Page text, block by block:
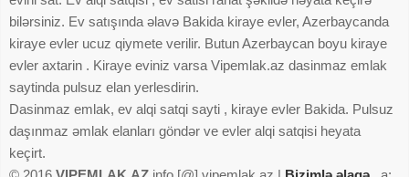
bilərsiniz. Ev satışında əlavə Bakida kiraye evler, Azerbaycanda
kiraye evler ucuz qiymete verilir. Butun Azerbaycan boyu kiraye
evler axtarin . Kiraye eviniz varsa Vipemlak.az dasinmaz emlak
saytinda pulsuz elan yerlesdirin.
Dasinmaz emlak, ev alqi satqi sayti , kiraye evler Bakida. Pulsuz
daşınmaz əmlak elanları göndər ve evler alqi satqisi heyata
keçirt.